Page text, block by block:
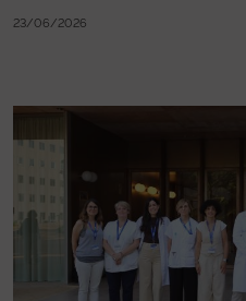
23/06/2026